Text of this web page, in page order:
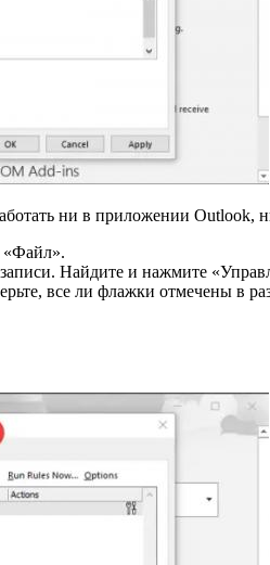
ни в приложении
«Файл».
Найдите и нажмите
все ли флажки отмечены в